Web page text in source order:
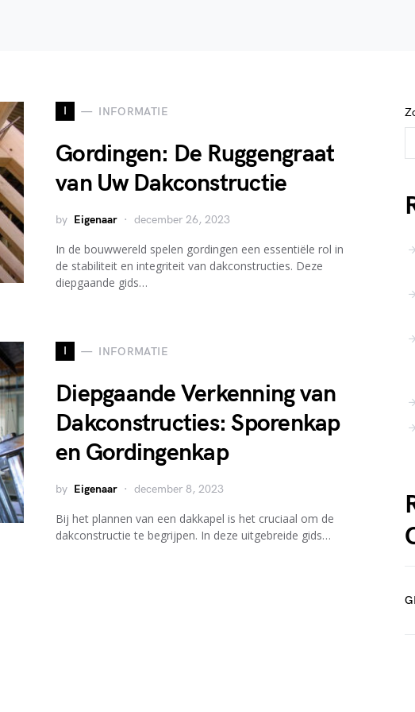
I INFORMATIE
Gordingen: De Ruggengraat
van Uw Dakconstructie
by Eigenaar december 26, 2023
In de bouwwereld spelen gordingen een essentiële rol in
de stabiliteit en integriteit van dakconstructies. Deze
diepgaande gids…
I INFORMATIE
Diepgaande Verkenning van
Dakconstructies: Sporenkap
en Gordingenkap
by Eigenaar december 8, 2023
Bij het plannen van een dakkapel is het cruciaal om de
dakconstructie te begrijpen. In deze uitgebreide gids…